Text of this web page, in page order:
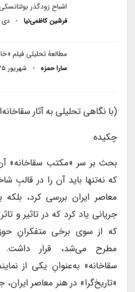
اشباح زودگذر بولتانسکی
فرشین کاظمی‌نیا دی ۱۸, ۱۴۰۴
مطالعۀ تحلیلی فیلم
سارا حمزه شهریور ۲۵, ۱۴۰۴
(با نگاهی تحلیلی به آثار
چکیده
بحث بر سر «مکتب سقاخانه»
که نه‌تنها باید آن را در قالبِ
معاصر ایران بررسی کرد، بلکه
جریانی یاد کرد که در تاثیر و
که از سوی برخی متفکرانِ
مطرح می‌شد، قرار داشت.
سقاخانه» به‌عنوانِ یکی از
«تاریخ‌گرا» در هنر معاصر ایران،